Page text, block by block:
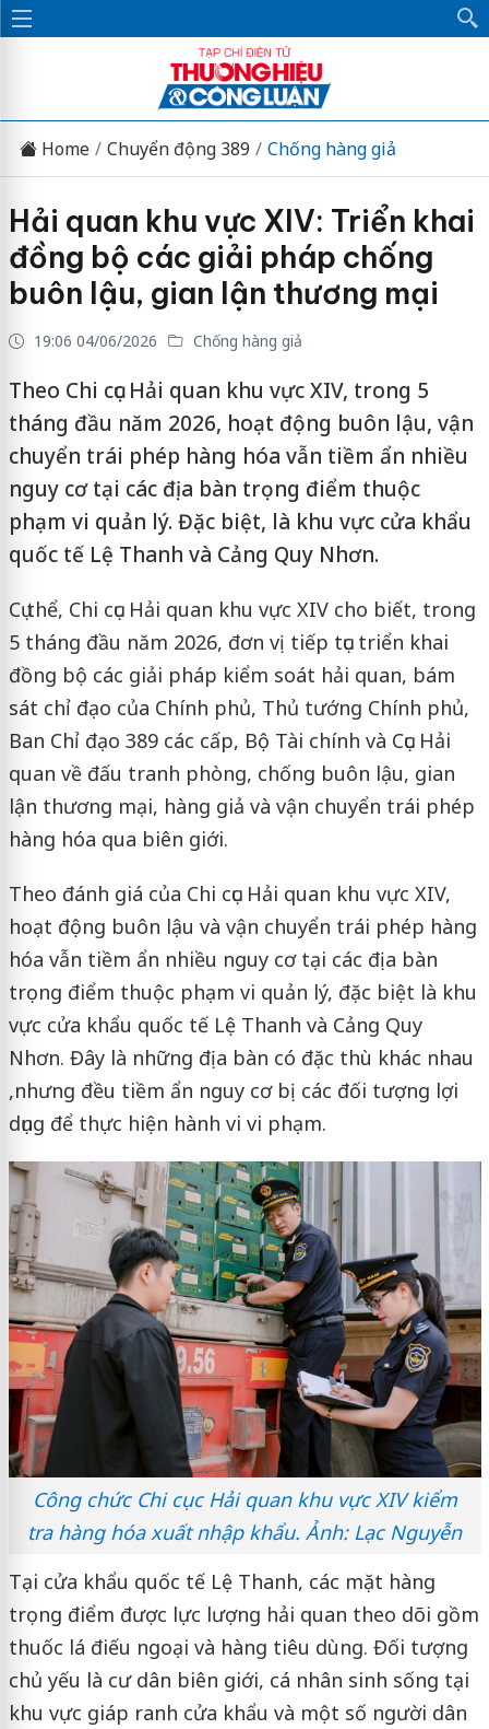
Home Chuyển động 389 Chống hàng giả
Hải quan khu vực XIV: Triển khai
đồng bộ các giải pháp chống
buôn lậu, gian lận thương mại
19:06 04/06/2026 Chống hàng giả
Theo Chi cục Hải quan khu vực XIV, trong 5
tháng đầu năm 2026, hoạt động buôn lậu, vận
chuyển trái phép hàng hóa vẫn tiềm ẩn nhiều
nguy cơ tại các địa bàn trọng điểm thuộc
phạm vi quản lý. Đặc biệt, là khu vực cửa khẩu
quốc tế Lệ Thanh và Cảng Quy Nhơn.
Cụ thể, Chi cục Hải quan khu vực XIV cho biết, trong
5 tháng đầu năm 2026, đơn vị tiếp tục triển khai
đồng bộ các giải pháp kiểm soát hải quan, bám
sát chỉ đạo của Chính phủ, Thủ tướng Chính phủ,
Ban Chỉ đạo 389 các cấp, Bộ Tài chính và Cục Hải
quan về đấu tranh phòng, chống buôn lậu, gian
lận thương mại, hàng giả và vận chuyển trái phép
hàng hóa qua biên giới.
Theo đánh giá của Chi cục Hải quan khu vực XIV,
hoạt động buôn lậu và vận chuyển trái phép hàng
hóa vẫn tiềm ẩn nhiều nguy cơ tại các địa bàn
trọng điểm thuộc phạm vi quản lý, đặc biệt là khu
vực cửa khẩu quốc tế Lệ Thanh và Cảng Quy
Nhơn. Đây là những địa bàn có đặc thù khác nhau
,nhưng đều tiềm ẩn nguy cơ bị các đối tượng lợi
dụng để thực hiện hành vi vi phạm.
Công chức Chi cục Hải quan khu vực XIV kiểm
tra hàng hóa xuất nhập khẩu. Ảnh: Lạc Nguyễn
Tại cửa khẩu quốc tế Lệ Thanh, các mặt hàng
trọng điểm được lực lượng hải quan theo dõi gồm
thuốc lá điếu ngoại và hàng tiêu dùng. Đối tượng
chủ yếu là cư dân biên giới, cá nhân sinh sống tại
khu vực giáp ranh cửa khẩu và một số người dân